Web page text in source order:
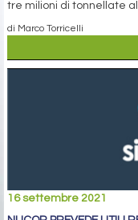
tre milioni di tonnellate
di Marco Torricelli
16 settembre 2021